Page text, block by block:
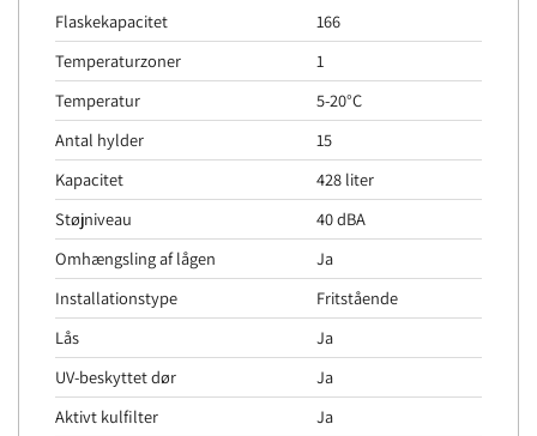
Flaskekapacitet
166
Temperaturzoner
1
Temperatur
5-20°C
Antal hylder
15
Kapacitet
428 liter
Støjniveau
40 dBA
Omhængsling af lågen
Ja
Installationstype
Fritstående
Lås
Ja
UV-beskyttet dør
Ja
Aktivt kulfilter
Ja